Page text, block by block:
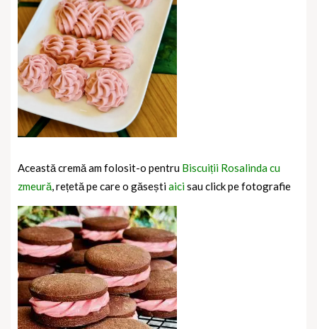
Această cremă am folosit-o pentru Biscuiții Rosalinda cu
zmeură, rețetă pe care o găseștiaicisau click pe fotografie